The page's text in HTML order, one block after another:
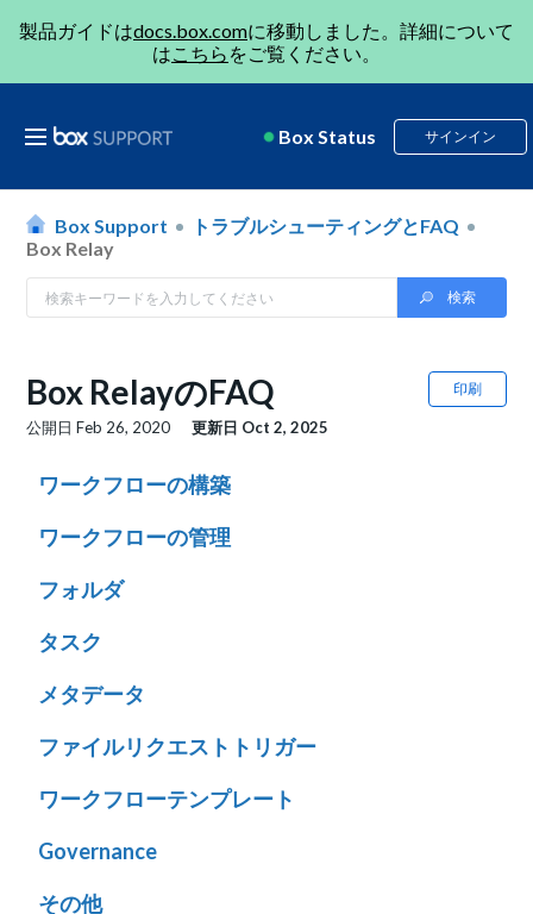
製品ガイドはdocs.box.comに移動しました。詳細について
はこちら をご覧ください。
Box Status サインイン
Box Support
トラブルシューティングとFAQ
Box Relay
印刷
Box RelayのFAQ
公開日Feb 26, 2020 更新日 Oct 2, 2025
ワークフローの構築
ワークフローの管理
フォルダ
タスク
メタデータ
ファイルリクエストトリガー
ワークフローテンプレート
Governance
その他